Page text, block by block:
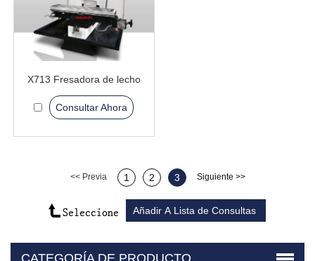
X713 Fresadora de lecho
Consultar Ahora
<< Previa 1 2 3 Siguiente >>
CATEGORÍA DE PRODUCTO